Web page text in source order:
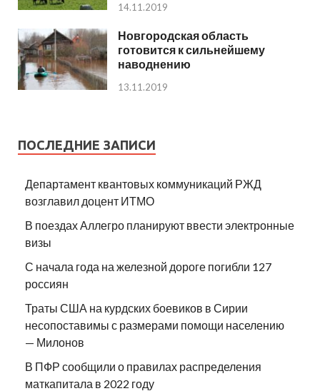
14.11.2019
Новгородская область
готовится к сильнейшему
наводнению
13.11.2019
ПОСЛЕДНИЕ ЗАПИСИ
Департамент квантовых коммуникаций РЖД
возглавил доцент ИТМО
В поездах Аллегро планируют ввести электронные
визы
С начала года на железной дороге погибли 127
россиян
Траты США на курдских боевиков в Сирии
несопоставимы с размерами помощи населению
— Милонов
В ПФР сообщили о правилах распределения
маткапитала в 2022 году